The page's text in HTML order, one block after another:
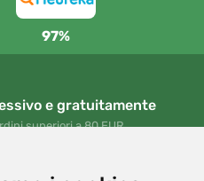
97%
e gratuitamente
superiori a 80 EUR